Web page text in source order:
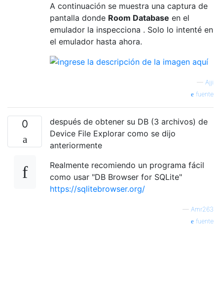
A continuación se muestra una captura de
pantalla donde Room Database en el
emulador la inspecciona . Solo lo intenté en
el emulador hasta ahora.
— Ajji
fuente
0
después de obtener su DB (3 archivos) de
Device File Explorar como se dijo
anteriormente
Realmente recomiendo un programa fácil
como usar "DB Browser for SQLite"
https://sqlitebrowser.org/
— Amr263
fuente